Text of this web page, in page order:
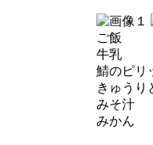
ご飯
牛乳
鯖のピリ
きゅうり
みそ汁
みかん